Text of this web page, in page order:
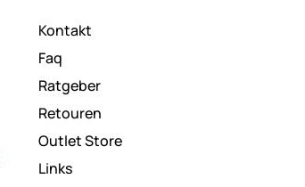
Kontakt
Faq
Ratgeber
Retouren
Outlet Store
Links